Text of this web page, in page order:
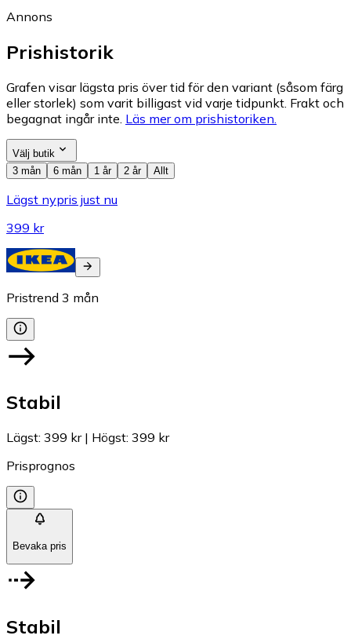
Annons
Prishistorik
Grafen visar lägsta pris över tid för den variant (såsom färg
eller storlek) som varit billigast vid varje tidpunkt. Frakt och
begagnat ingår inte. Läs mer om prishistoriken.
Välj butik
3 mån
6 mån 1 år 2 år Allt
Lägst nypris just nu
399 kr
Pristrend 3 mån
Stabil
Lägst: 399 kr| Högst: 399 kr
Prisprognos
Bevaka pris
Stabil